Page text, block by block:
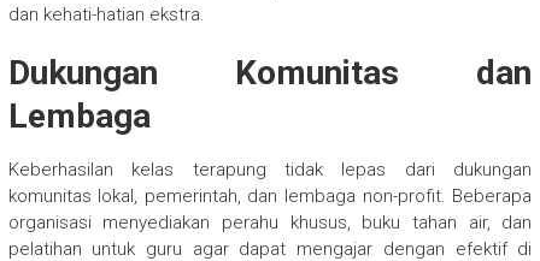
dan kehati-hatian ekstra.
Dukungan Komunitas dan
Lembaga
Keberhasilan kelas terapung tidak lepas dari dukungan
komunitas lokal, pemerintah, dan lembaga non-profit. Beberapa
organisasi menyediakan perahu khusus, buku tahan air, dan
pelatihan untuk guru agar dapat mengajar dengan efektif di